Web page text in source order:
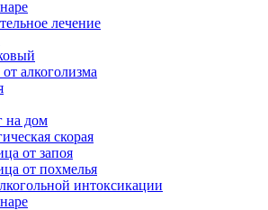
лечение
алкоголизма
на дом
скорая
от запоя
от похмелья
интоксикации